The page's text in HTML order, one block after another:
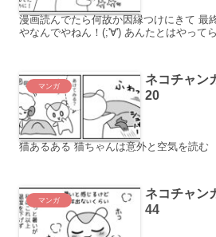
漫画読んでたら何故か因縁つけにきて 最
やなんでやねん！(;'∀') あんたとはやって
マンガ
ネコチャ
20
猫あるある 猫ちゃんは意外と空気を読む
マンガ
ネコチャ
44